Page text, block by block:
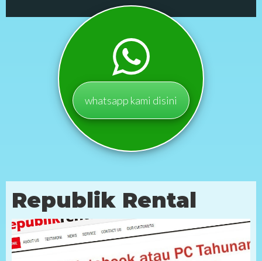
whatsapp kami disini
Republik Rental